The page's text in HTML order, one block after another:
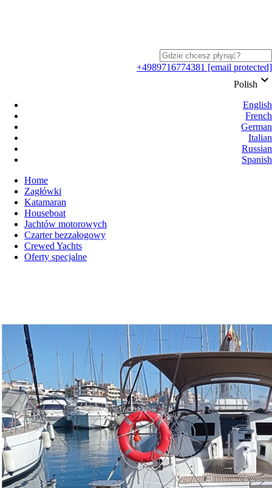
+4989716774381 [email protected]
Polish keyboard_arrow_down
English
French
German
Italian
Russian
Spanish
Home
Zagłówki
Katamaran
Houseboat
Jachtów motorowych
Czarter bezzałogowy
Crewed Yachts
Oferty specjalne